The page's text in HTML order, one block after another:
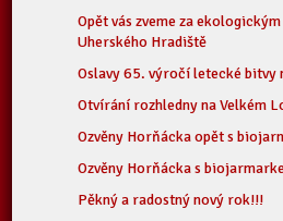
Opět vás zveme za
Uherského Hradiště
Oslavy 65. výročí letecké bitvy
Otvírání rozhledny na Velkém
Ozvěny Horňácka opět s
Ozvěny Horňácka s
Pěkný a radostný nový rok!!!